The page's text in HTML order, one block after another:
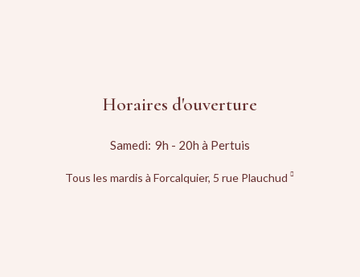
Horaires d'ouverture
Samedi: 9h - 20h à Pertuis
Tous les mardis à Forcalquier, 5 rue Plauchud